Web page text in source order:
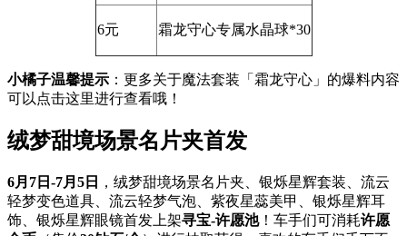
6元 霜龙守心专属水晶球*30
小橘子温馨提示 ：更多关于魔法套装「霜龙守心」的爆料内容
可以点击这里进行查看哦！
绒梦甜境场景名片夹首发
6月7日-7月5日
，绒梦甜境场景名片夹、银烁星辉套装、流云
轻梦变色道具、流云轻梦气泡、紫夜星蕊美甲、银烁星辉耳
饰、银烁星辉眼镜首发上架寻宝-许愿池！车手们可消耗许愿